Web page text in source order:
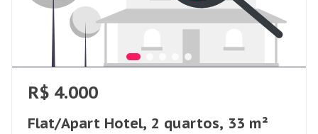
R$ 4.000
Flat/Apart Hotel, 2 quartos, 33 m²